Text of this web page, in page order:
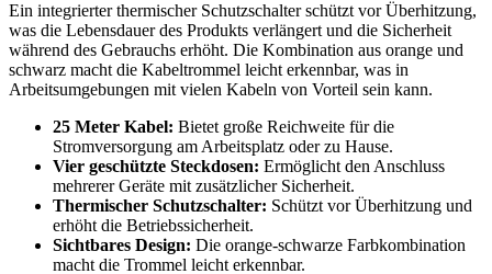
Ein integrierter thermischer Schutzschalter schützt vor Überhitzung,
was die Lebensdauer des Produkts verlängert und die Sicherheit
während des Gebrauchs erhöht. Die Kombination aus orange und
schwarz macht die Kabeltrommel leicht erkennbar, was in
Arbeitsumgebungen mit vielen Kabeln von Vorteil sein kann.
25 Meter Kabel: Bietet große Reichweite für die
Stromversorgung am Arbeitsplatz oder zu Hause.
Vier geschützte Steckdosen: Ermöglicht den Anschluss
mehrerer Geräte mit zusätzlicher Sicherheit.
Thermischer Schutzschalter: Schützt vor Überhitzung und
erhöht die Betriebssicherheit.
Sichtbares Design: Die orange-schwarze Farbkombination
macht die Trommel leicht erkennbar.